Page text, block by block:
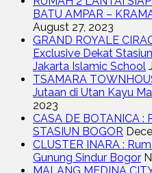
BATU AMPAR –
August 27, 2023
GRAND ROYALE
Exclusive Dekat
Jakarta Islamic School
TSAMARA
Jutaan di Utan Kayu
2023
CASA DE BOTANICA :
STASIUN BOGOR
CLUSTER INARA :
Gunung Sindur Bogor